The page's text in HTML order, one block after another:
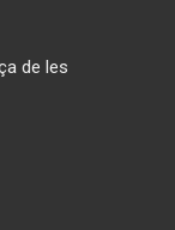
de les